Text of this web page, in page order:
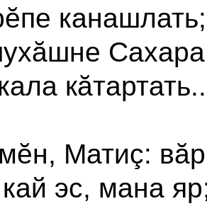
канашлать;
Сахара
Матиç:
эс, мана